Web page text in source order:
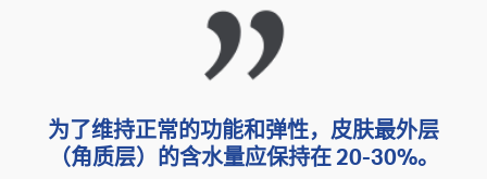
为了维持正常的功能和弹性，皮肤最外层
（角质层）的含水量应保持在 20-30%。